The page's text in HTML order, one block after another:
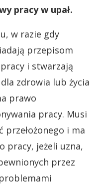
pracy w upał.
w razie gdy
przepisom
i stwarzają
zdrowia lub życia
prawo
pracy. Musi
i ma
pracy, jeżeli uzna,
przez